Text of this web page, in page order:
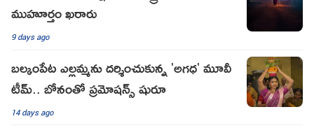
ముహూర్తం ఖరారు
9 days ago
బల్కంపేట ఎల్లమ్మను దర్శించుకున్న 'అగధ' మూవీ
టీమ్.. బోనంతో ప్రమోషన్స్ షురూ
14 days ago